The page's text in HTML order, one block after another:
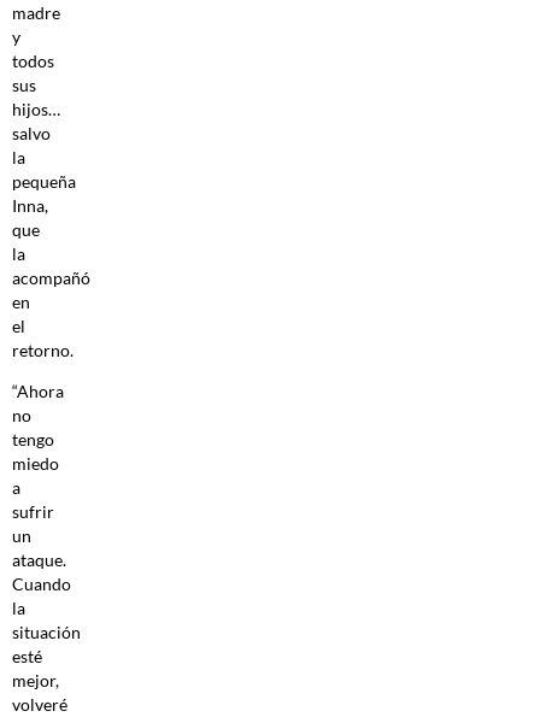
madre
y
todos
sus
hijos…
salvo
la
pequeña
Inna,
que
la
acompañó
en
el
retorno.
“Ahora
no
tengo
miedo
a
sufrir
un
ataque.
Cuando
la
situación
esté
mejor,
volveré